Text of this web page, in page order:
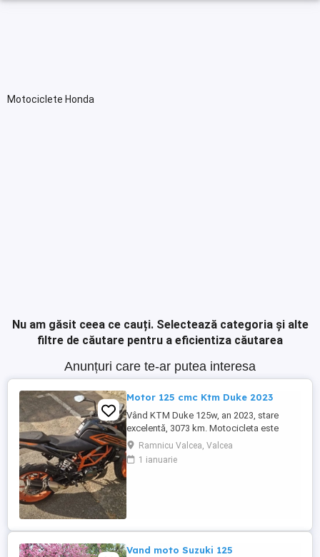
Motociclete Honda
Nu am găsit ceea ce cauți. Selectează categoria și alte
filtre de căutare pentru a eficientiza căutarea
Anunțuri care te-ar putea interesa
Motor 125 cmc Ktm Duke 2023
Vând KTM Duke 125w, an 2023, stare
excelentă, 3073 km. Motocicleta este
ideală pentru începători sau pentru oraș.
Fără daune, lovituri!
Ramnicu Valcea, Valcea
1 ianuarie
Vand moto Suzuki 125